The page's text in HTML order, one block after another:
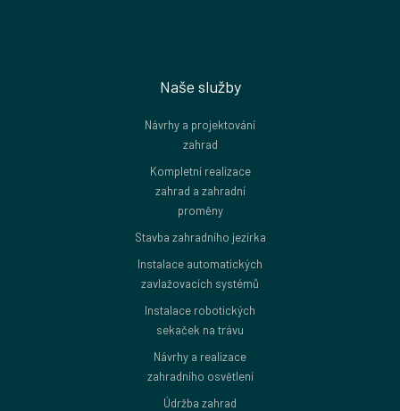
Naše služby
Návrhy a projektování
zahrad
Kompletní realizace
zahrad a zahradní
proměny
Stavba zahradního jezírka
Instalace automatických
zavlažovacích systémů
Instalace robotických
sekaček na trávu
Návrhy a realizace
zahradního osvětlení
Údržba zahrad